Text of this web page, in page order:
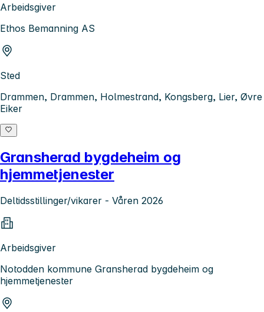
Arbeidsgiver
Ethos Bemanning AS
Sted
Drammen, Drammen, Holmestrand, Kongsberg, Lier, Øvre
Eiker
Gransherad bygdeheim og
hjemmetjenester
Deltidsstillinger/vikarer - Våren 2026
Arbeidsgiver
Notodden kommune Gransherad bygdeheim og
hjemmetjenester